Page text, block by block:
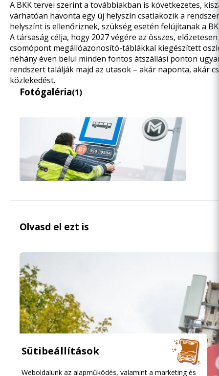
A BKK tervei szerint a továbbiakban is következetes,
várhatóan havonta egy új helyszín csatlakozik a
helyszínt is ellenőriznek, szükség esetén felújítanak a
A társaság célja, hogy 2027 végére az összes,
csomópont megállóazonosító-táblákkal kiegészített
néhány éven belül minden fontos átszállási ponton
rendszert találják majd az utasok – akár naponta, akár
közlekedést.
Fotógaléria(1)
Olvasd el ezt is
Sütibeállítások
Weboldalunk az alapműködés, valamint a marketing és